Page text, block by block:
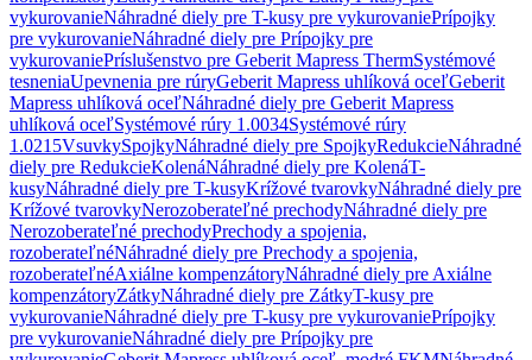
vykurovanieNáhradné diely pre T-kusy pre vykurovaniePrípojky
pre vykurovanieNáhradné diely pre Prípojky pre
vykurovaniePríslušenstvo pre Geberit Mapress ThermSystémové
tesneniaUpevnenia pre rúryGeberit Mapress uhlíková oceľGeberit
Mapress uhlíková oceľNáhradné diely pre Geberit Mapress
uhlíková oceľSystémové rúry 1.0034Systémové rúry
1.0215VsuvkySpojkyNáhradné diely pre SpojkyRedukcieNáhradné
diely pre RedukcieKolenáNáhradné diely pre KolenáT-
kusyNáhradné diely pre T-kusyKrížové tvarovkyNáhradné diely pre
Krížové tvarovkyNerozoberateľné prechodyNáhradné diely pre
Nerozoberateľné prechodyPrechody a spojenia,
rozoberateľnéNáhradné diely pre Prechody a spojenia,
rozoberateľnéAxiálne kompenzátoryNáhradné diely pre Axiálne
kompenzátoryZátkyNáhradné diely pre ZátkyT-kusy pre
vykurovanieNáhradné diely pre T-kusy pre vykurovaniePrípojky
pre vykurovanieNáhradné diely pre Prípojky pre